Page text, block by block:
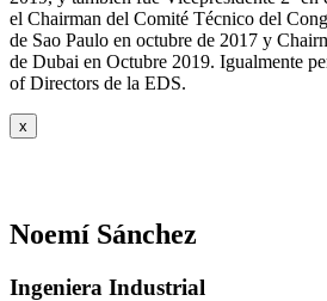
el Chairman del Comité Técnico del
de Sao Paulo en octubre de 2017 y
de Dubai en Octubre 2019. Igualmente
of Directors de la EDS.
x
Noemí Sánchez
Ingeniera Industrial